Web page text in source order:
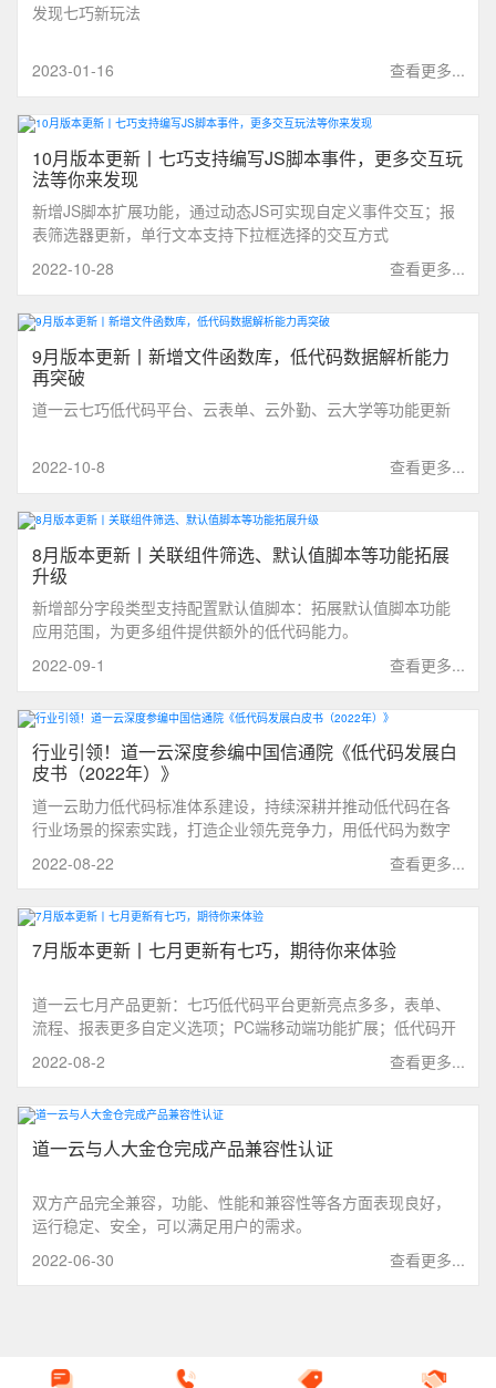
发现七巧新玩法
查看更多...
2023-01-16
10月版本更新丨七巧支持编写JS脚本事件，更多交互玩
法等你来发现
新增JS脚本扩展功能，通过动态JS可实现自定义事件交互；报
表筛选器更新，单行文本支持下拉框选择的交互方式
查看更多...
2022-10-28
9月版本更新丨新增文件函数库，低代码数据解析能力
再突破
道一云七巧低代码平台、云表单、云外勤、云大学等功能更新
查看更多...
2022-10-8
8月版本更新丨关联组件筛选、默认值脚本等功能拓展
升级
新增部分字段类型支持配置默认值脚本：拓展默认值脚本功能
应用范围，为更多组件提供额外的低代码能力。
查看更多...
2022-09-1
行业引领！道一云深度参编中国信通院《低代码发展白
皮书（2022年）》
道一云助力低代码标准体系建设，持续深耕并推动低代码在各
行业场景的探索实践，打造企业领先竞争力，用低代码为数字
查看更多...
2022-08-22
7月版本更新丨七月更新有七巧，期待你来体验
道一云七月产品更新：七巧低代码平台更新亮点多多，表单、
流程、报表更多自定义选项；PC端移动端功能扩展；低代码开
查看更多...
2022-08-2
道一云与人大金仓完成产品兼容性认证
双方产品完全兼容，功能、性能和兼容性等各方面表现良好，
运行稳定、安全，可以满足用户的需求。
查看更多...
2022-06-30